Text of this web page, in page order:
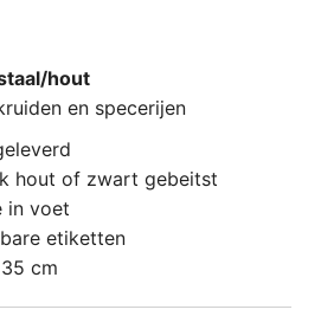
hout
en specerijen
hout of zwart gebeitst
in voet
etiketten
cm